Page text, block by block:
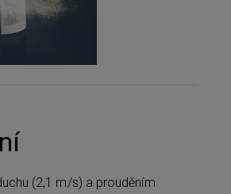
(2,1 m/s) a prouděním